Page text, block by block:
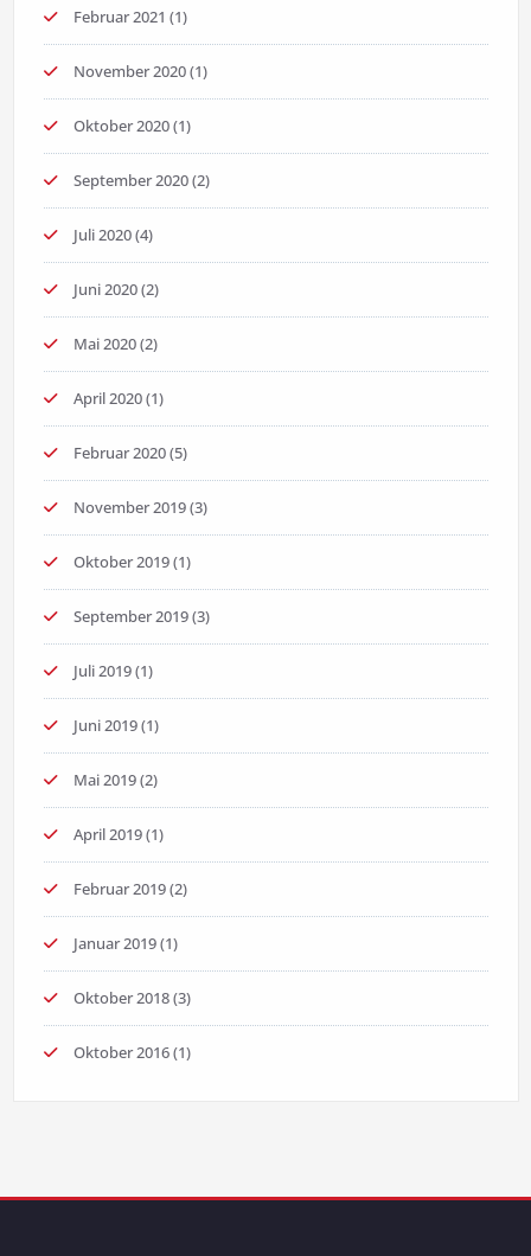
Februar 2021 (1)
November 2020(1)
Oktober 2020(1)
September 2020(2)
Juli 2020(4)
Juni 2020(2)
Mai 2020(2)
April 2020(1)
Februar 2020(5)
November 2019(3)
Oktober 2019(1)
September 2019(3)
Juli 2019(1)
Juni 2019(1)
Mai 2019(2)
April 2019(1)
Februar 2019(2)
Januar 2019(1)
Oktober 2018(3)
Oktober 2016(1)